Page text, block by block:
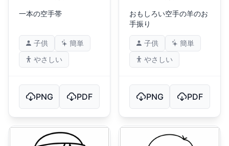
一本の空手帯
子供
簡単
やさしい
PNG PDF
おもしろい空手の羊のお
手振り
子供
簡単
やさしい
PNG PDF